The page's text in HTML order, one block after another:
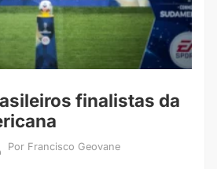
finalistas da
Por Francisco Geovane